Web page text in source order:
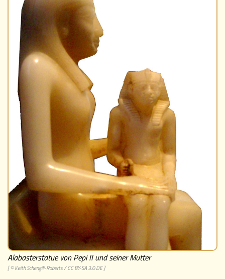
Videos
Memospiel
Mach mit!
Buchtipps
Schulmaterialien
Museen
Alabasterstatue von Pepi II und seiner Mutter
[ © Keith Schengili-Roberts /CC BY-SA 3.0 DE]